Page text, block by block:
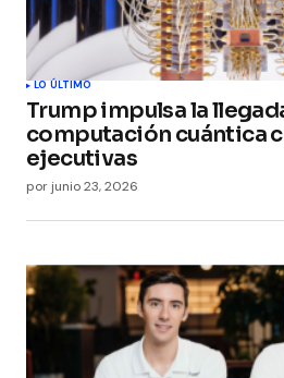
LO ÚLTIMO
Trump impulsa la
computación cuántica
ejecutivas
por junio 23, 2026